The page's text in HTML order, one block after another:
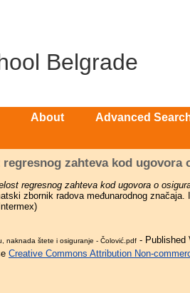
Belgrade
About Advanced
regresnog zahteva kod
regresnog zahteva kod ugovora o
zbornik radova međunarodnog
naknada štete i osiguranje - Čolović.pdf - Published
Creative Commons Attribution Non-